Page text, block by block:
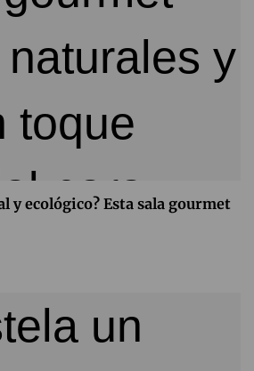
y ecológico? Esta sala gourmet